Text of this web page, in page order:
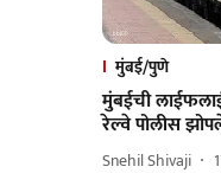
मुंबई/पुणे
मुंबईची
रेल्वे पोलीस
Snehil Shivaji